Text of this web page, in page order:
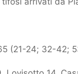
(21-24; 32-42;